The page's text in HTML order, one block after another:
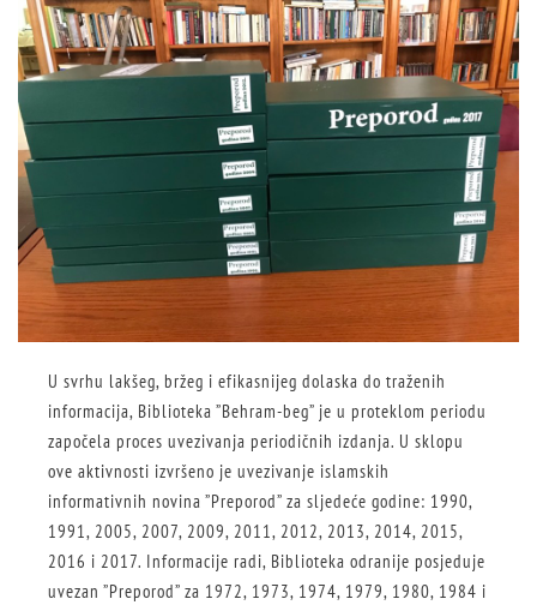
U svrhu lakšeg, bržeg i efikasnijeg dolaska do traženih
informacija, Biblioteka ”Behram-beg” je u proteklom periodu
započela proces uvezivanja periodičnih izdanja. U sklopu
ove aktivnosti izvršeno je uvezivanje islamskih
informativnih novina ”Preporod” za sljedeće godine: 1990,
1991, 2005, 2007, 2009, 2011, 2012, 2013, 2014, 2015,
2016 i 2017. Informacije radi, Biblioteka odranije posjeduje
uvezan ”Preporod” za 1972, 1973, 1974, 1979, 1980, 1984 i